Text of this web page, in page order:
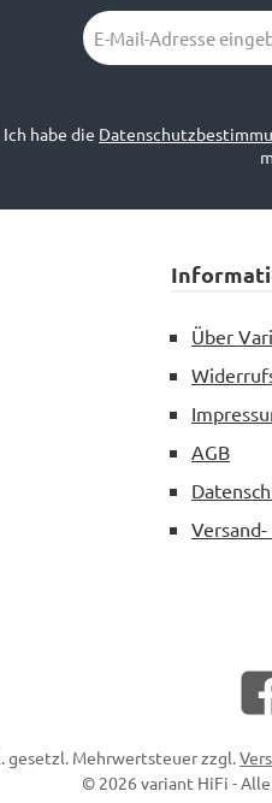
E-
Mail-
Ich habe die
Über
AGB
gesetzl. Mehrwertsteuer zzgl.
© 2026 variant HiFi -